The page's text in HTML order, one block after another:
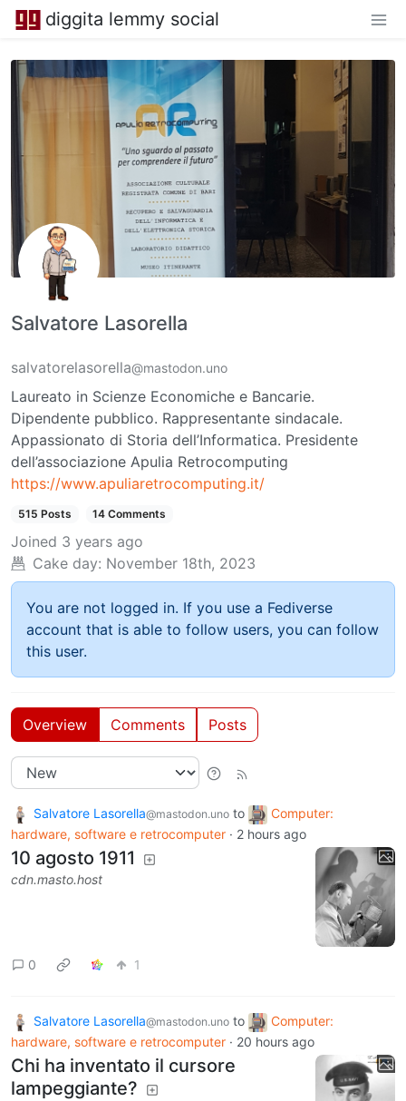
diggita lemmy social
Salvatore Lasorella
salvatorelasorella@mastodon.uno
Laureato in Scienze Economiche e Bancarie.
Dipendente pubblico. Rappresentante sindacale.
Appassionato di Storia dell’Informatica. Presidente
dell’associazione Apulia Retrocomputing
https://www.apuliaretrocomputing.it/
515 Posts 14 Comments
Joined 3 years ago
Cake day: November 18th, 2023
You are not logged in. If you use a Fediverse
account that is able to follow users, you can follow
this user.
Overview Comments Posts
Salvatore Lasorella@mastodon.uno to
Computer:
hardware, software e retrocomputer · 2 hours ago
10 agosto 1911
cdn.masto.host
0 1
Salvatore Lasorella@mastodon.uno to
Computer:
hardware, software e retrocomputer · 20 hours ago
Chi ha inventato il cursore
lampeggiante?